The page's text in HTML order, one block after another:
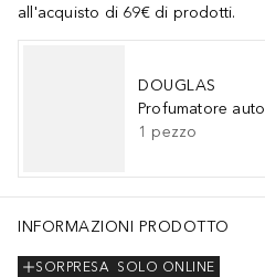
all'acquisto di 69€ di prodotti.
DOUGLAS
Profumatore auto
1 pezzo
INFORMAZIONI PRODOTTO
SOLO ONLINE
SORPRESA